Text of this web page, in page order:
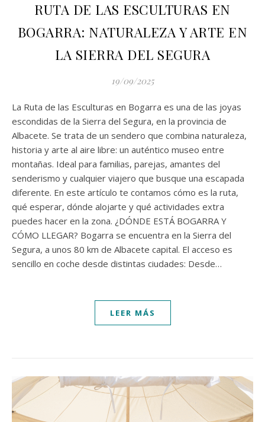
RUTA DE LAS ESCULTURAS EN
BOGARRA: NATURALEZA Y ARTE EN
LA SIERRA DEL SEGURA
19/09/2025
La Ruta de las Esculturas en Bogarra es una de las joyas
escondidas de la Sierra del Segura, en la provincia de
Albacete. Se trata de un sendero que combina naturaleza,
historia y arte al aire libre: un auténtico museo entre
montañas. Ideal para familias, parejas, amantes del
senderismo y cualquier viajero que busque una escapada
diferente. En este artículo te contamos cómo es la ruta,
qué esperar, dónde alojarte y qué actividades extra
puedes hacer en la zona. ¿DÓNDE ESTÁ BOGARRA Y
CÓMO LLEGAR? Bogarra se encuentra en la Sierra del
Segura, a unos 80 km de Albacete capital. El acceso es
sencillo en coche desde distintas ciudades: Desde…
LEER MÁS